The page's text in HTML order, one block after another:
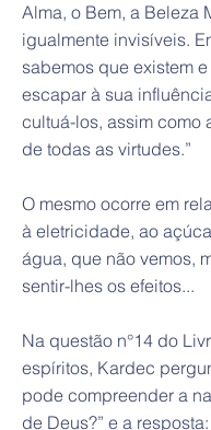
Alma, o Bem, a Beleza
igualmente invisíveis.
sabemos que existem
escapar à sua
cultuá-los, assim como
de todas as virtudes.”
O mesmo ocorre em
à eletricidade, ao
água, que não vemos,
sentir-lhes os efeitos...
Na questão n°14 do
espíritos, Kardec
pode compreender a
de Deus?” e a